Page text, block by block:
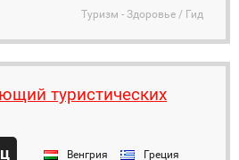
Туризм - Здоровье / Гид
туристических
Венгрия Греция